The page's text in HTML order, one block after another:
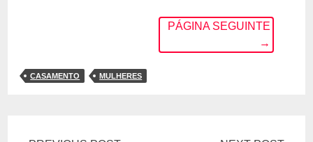
PÁGINA SEGUINTE
→
CASAMENTO MULHERES